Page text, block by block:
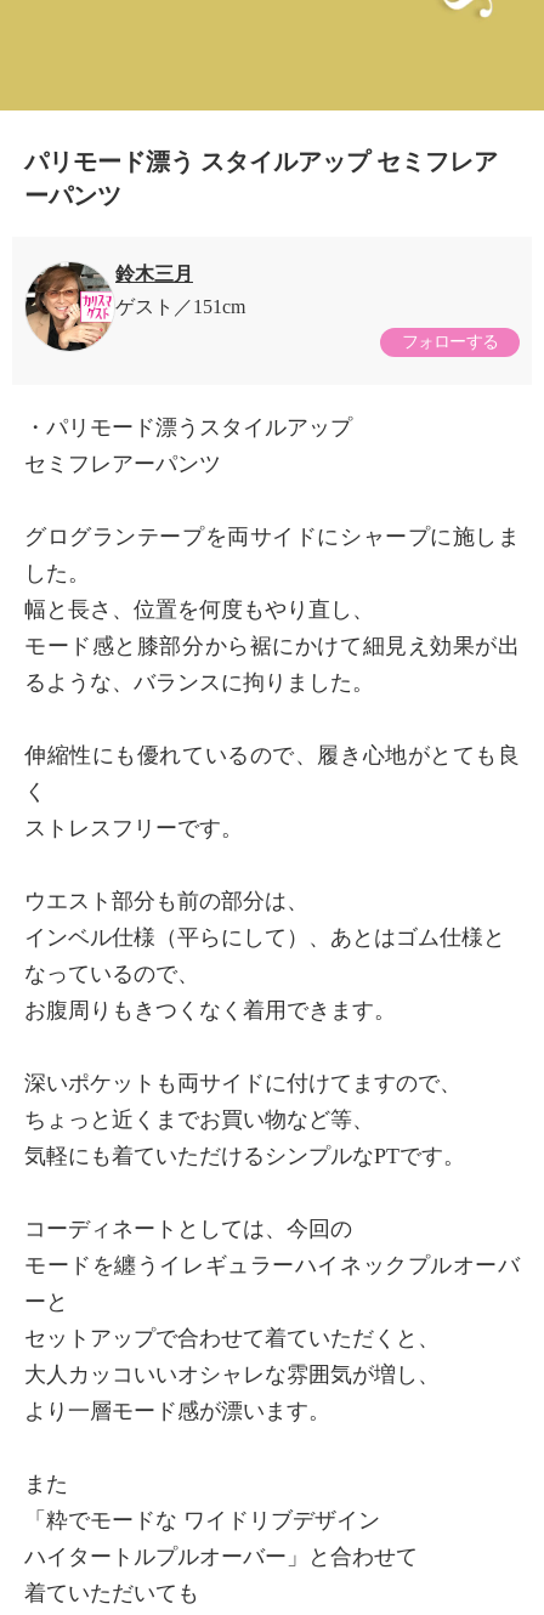
パリモード漂う スタイルアップ セミフレア
ーパンツ
鈴木三月
ゲスト
151cm
フォローする
・パリモード漂うスタイルアップ
セミフレアーパンツ
グログランテープを両サイドにシャープに施しま
した。
幅と長さ、位置を何度もやり直し、
モード感と膝部分から裾にかけて細見え効果が出
るような、バランスに拘りました。
伸縮性にも優れているので、履き心地がとても良
く
ストレスフリーです。
ウエスト部分も前の部分は、
インベル仕様（平らにして）、あとはゴム仕様と
なっているので、
お腹周りもきつくなく着用できます。
深いポケットも両サイドに付けてますので、
ちょっと近くまでお買い物など等、
気軽にも着ていただけるシンプルなPTです。
コーディネートとしては、今回の
モードを纏うイレギュラーハイネックプルオーバ
ーと
セットアップで合わせて着ていただくと、
大人カッコいいオシャレな雰囲気が増し、
より一層モード感が漂います。
また
「粋でモードな ワイドリブデザイン
ハイタートルプルオーバー」と合わせて
着ていただいても